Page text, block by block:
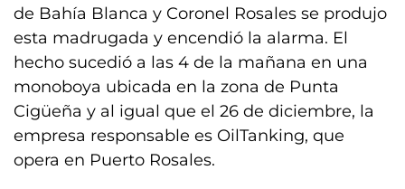
de Bahía Blanca y Coronel Rosales se produjo
esta madrugada y encendió la alarma. El
hecho sucedió a las 4 de la mañana en una
monoboya ubicada en la zona de Punta
Cigüeña y al igual que el 26 de diciembre, la
empresa responsable es OilTanking, que
opera en Puerto Rosales.